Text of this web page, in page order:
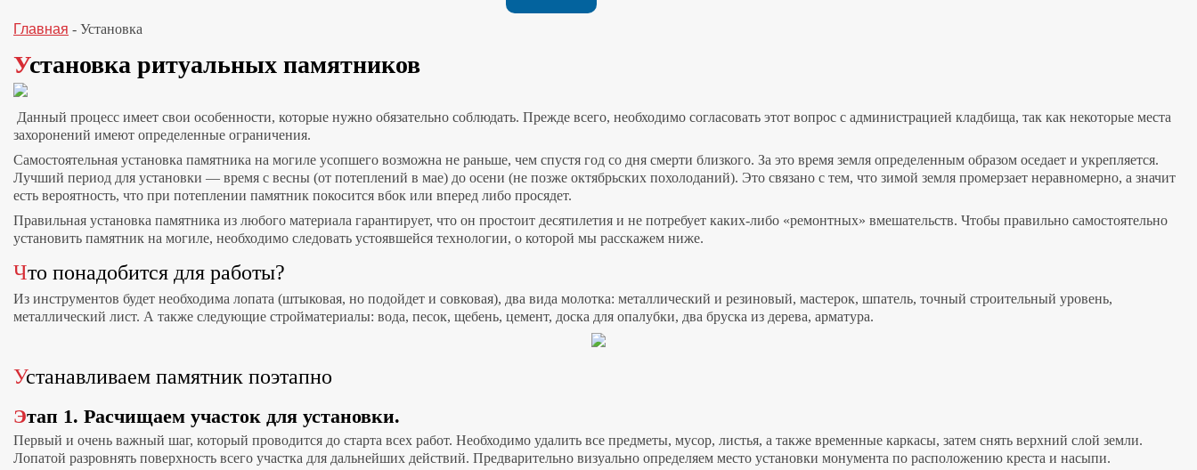
Главная - Установка
Установка ритуальных памятников
Данный процесс имеет свои особенности, которые нужно обязательно соблюдать. Прежде всего, необходимо согласовать этот вопрос с администрацией кладбища, так как некоторые места
захоронений имеют определенные ограничения.
Самостоятельная установка памятника на могиле усопшего возможна не раньше, чем спустя год со дня смерти близкого. За это время земля определенным образом оседает и укрепляется.
Лучший период для установки — время с весны (от потеплений в мае) до осени (не позже октябрьских похолоданий). Это связано с тем, что зимой земля промерзает неравномерно, а значит
есть вероятность, что при потеплении памятник покосится вбок или вперед либо просядет.
Правильная установка памятника из любого материала гарантирует, что он простоит десятилетия и не потребует каких-либо «ремонтных» вмешательств. Чтобы правильно самостоятельно
установить памятник на могиле, необходимо следовать устоявшейся технологии, о которой мы расскажем ниже.
Что понадобится для работы?
Из инструментов будет необходима лопата (штыковая, но подойдет и совковая), два вида молотка: металлический и резиновый, мастерок, шпатель, точный строительный уровень,
металлический лист. А также следующие стройматериалы: вода, песок, щебень, цемент, доска для опалубки, два бруска из дерева, арматура.
Устанавливаем памятник поэтапно
Этап 1. Расчищаем участок для установки.
Первый и очень важный шаг, который проводится до старта всех работ. Необходимо удалить все предметы, мусор, листья, а также временные каркасы, затем снять верхний слой земли.
Лопатой разровнять поверхность всего участка для дальнейших действий. Предварительно визуально определяем место установки монумента по расположению креста и насыпи.